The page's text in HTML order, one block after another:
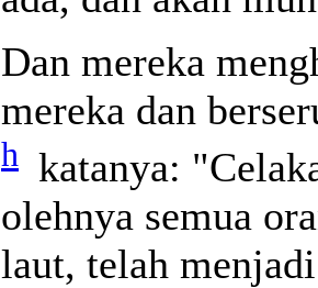
Dan mereka
mereka dan
h katanya:
olehnya semua
laut, telah